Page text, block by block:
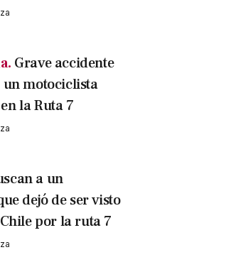
Grave accidente
motociclista
la Ruta 7
a un
dejó de ser visto
por la ruta 7